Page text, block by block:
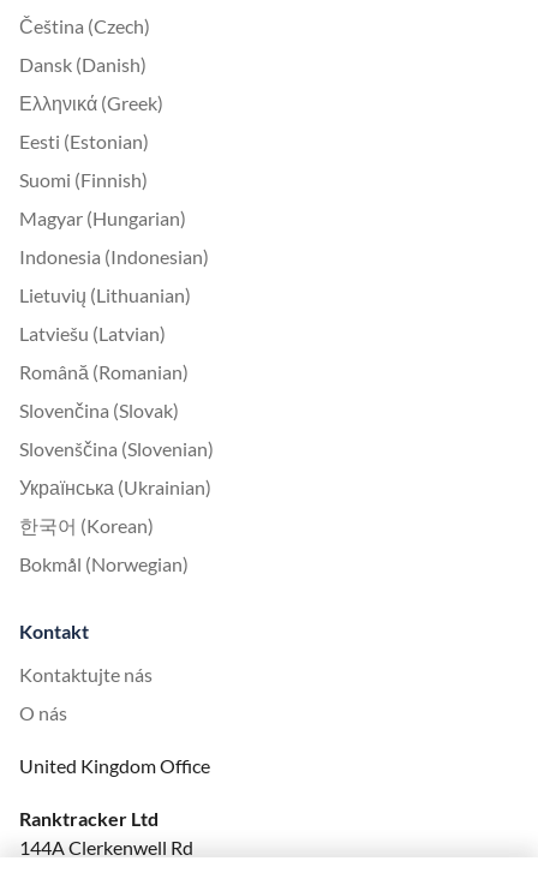
Čeština (Czech)
Dansk (Danish)
Ελληνικά (Greek)
Eesti (Estonian)
Suomi (Finnish)
Magyar (Hungarian)
Indonesia (Indonesian)
Lietuvių (Lithuanian)
Latviešu (Latvian)
Română (Romanian)
Slovenčina (Slovak)
Slovenščina (Slovenian)
Українська (Ukrainian)
한국어 (Korean)
Bokmål (Norwegian)
Kontakt
Kontaktujte nás
O nás
United Kingdom Office
Ranktracker Ltd
144A Clerkenwell Rd